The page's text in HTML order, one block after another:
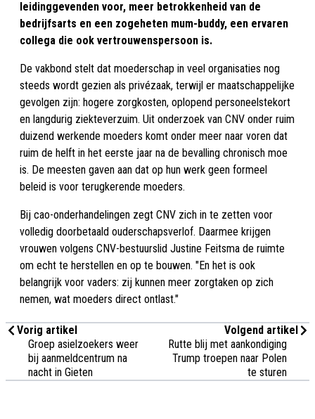
leidinggevenden voor, meer betrokkenheid van de
bedrijfsarts en een zogeheten mum-buddy, een ervaren
collega die ook vertrouwenspersoon is.
De vakbond stelt dat moederschap in veel organisaties nog
steeds wordt gezien als privézaak, terwijl er maatschappelijke
gevolgen zijn: hogere zorgkosten, oplopend personeelstekort
en langdurig ziekteverzuim. Uit onderzoek van CNV onder ruim
duizend werkende moeders komt onder meer naar voren dat
ruim de helft in het eerste jaar na de bevalling chronisch moe
is. De meesten gaven aan dat op hun werk geen formeel
beleid is voor terugkerende moeders.
Bij cao-onderhandelingen zegt CNV zich in te zetten voor
volledig doorbetaald ouderschapsverlof. Daarmee krijgen
vrouwen volgens CNV-bestuurslid Justine Feitsma de ruimte
om echt te herstellen en op te bouwen. "En het is ook
belangrijk voor vaders: zij kunnen meer zorgtaken op zich
nemen, wat moeders direct ontlast."
Vorig artikel
Groep asielzoekers weer
bij aanmeldcentrum na
nacht in Gieten
Volgend artikel
Rutte blij met aankondiging
Trump troepen naar Polen
te sturen